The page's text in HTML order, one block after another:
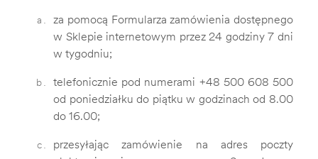
za pomocą Formularza zamówienia dostępnego
w Sklepie internetowym przez 24 godziny 7 dni
w tygodniu;
telefonicznie pod numerami +48 500 608 500
od poniedziałku do piątku w godzinach od 8.00
do 16.00;
przesyłając zamówienie na adres poczty